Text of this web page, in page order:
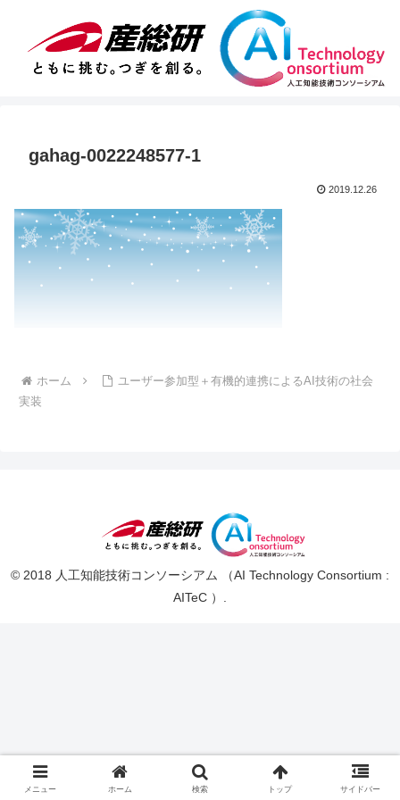
gahag-0022248577-1
2019.12.26
ホーム
ユーザー参加型＋有機的連携によるAI技術の社会
実装
© 2018 人工知能技術コンソーシアム （AI Technology Consortium :
AITeC ）.
メニュー ホーム 検索 トップ サイドバー